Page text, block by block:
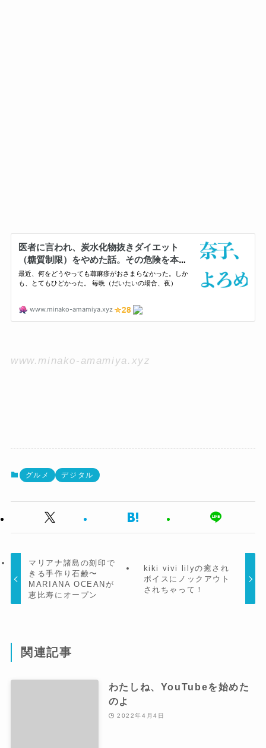
www.minako-amamiya.xyz
グルメ デジタル
マリアナ諸島の刻印で
きる手作り石鹸〜
MARIANA OCEANが
恵比寿にオープン
kiki vivi lilyの癒され
ボイスにノックアウト
されちゃって！
関連記事
わたしね、YouTubeを始めた
のよ
2022年4月4日